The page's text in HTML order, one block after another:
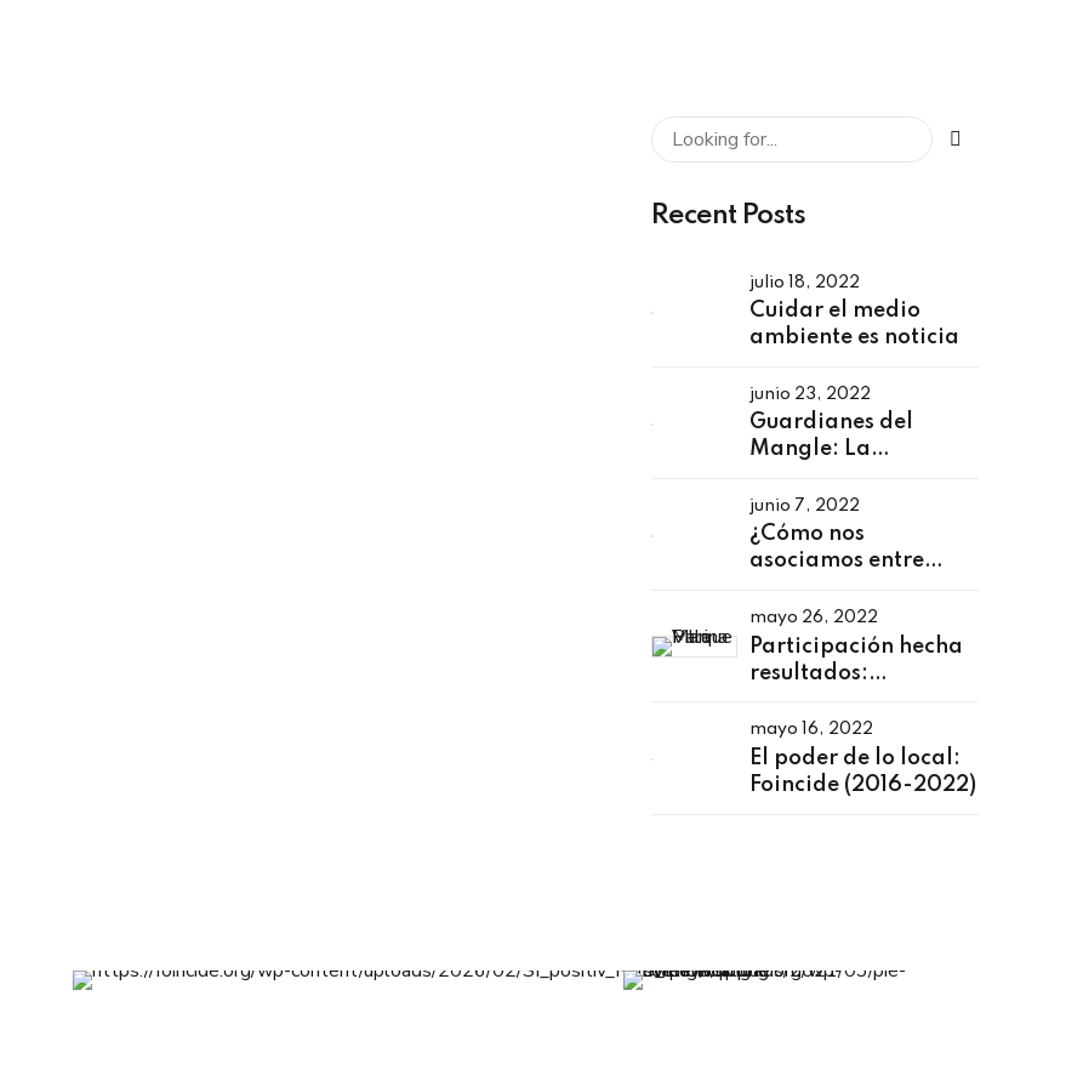
Recent Posts
julio 18, 2022
Cuidar el medio
ambiente es noticia
junio 23, 2022
Guardianes del
Mangle: La
junio 7, 2022
¿Cómo nos
asociamos entre
mayo 26, 2022
Participación hecha
resultados:
Pradera
mayo 16, 2022
El poder de lo local:
Foincide (2016-2022)